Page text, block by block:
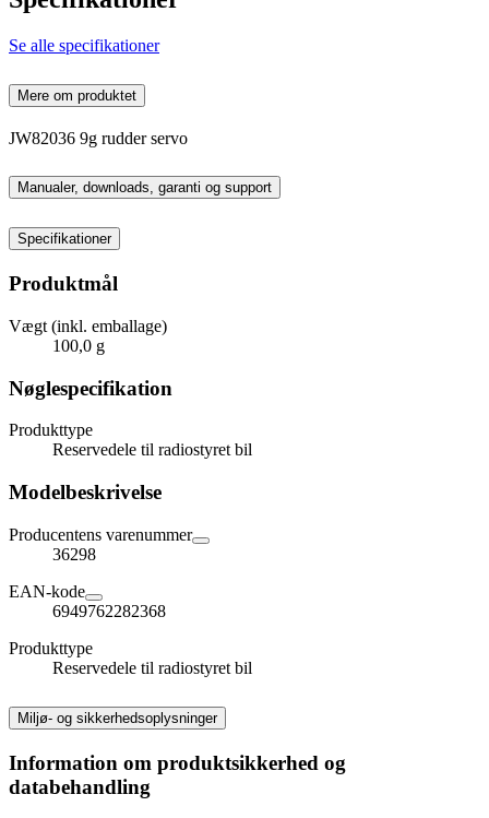
Se alle specifikationer
Mere om produktet
JW82036 9g rudder servo
Manualer, downloads, garanti og support
Specifikationer
Produktmål
Vægt (inkl. emballage)
100,0 g
Nøglespecifikation
Produkttype
Reservedele til radiostyret bil
Modelbeskrivelse
Producentens varenummer
36298
EAN-kode
6949762282368
Produkttype
Reservedele til radiostyret bil
Miljø- og sikkerhedsoplysninger
Information om produktsikkerhed og
databehandling